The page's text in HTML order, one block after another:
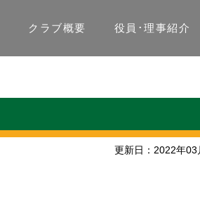
クラブ概要 役員･理事紹介
更新日：2022年03